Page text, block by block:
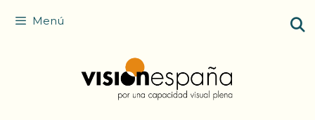
Menú